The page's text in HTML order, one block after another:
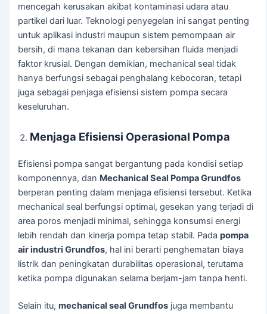
mencegah kerusakan akibat kontaminasi udara atau
partikel dari luar. Teknologi penyegelan ini sangat penting
untuk aplikasi industri maupun sistem pemompaan air
bersih, di mana tekanan dan kebersihan fluida menjadi
faktor krusial. Dengan demikian, mechanical seal tidak
hanya berfungsi sebagai penghalang kebocoran, tetapi
juga sebagai penjaga efisiensi sistem pompa secara
keseluruhan.
Menjaga Efisiensi Operasional Pompa
Efisiensi pompa sangat bergantung pada kondisi setiap
komponennya, dan Mechanical Seal Pompa Grundfos
berperan penting dalam menjaga efisiensi tersebut. Ketika
mechanical seal berfungsi optimal, gesekan yang terjadi di
area poros menjadi minimal, sehingga konsumsi energi
lebih rendah dan kinerja pompa tetap stabil. Padapompa
air industri Grundfos, hal ini berarti penghematan biaya
listrik dan peningkatan durabilitas operasional, terutama
ketika pompa digunakan selama berjam-jam tanpa henti.
Selain itu,mechanical seal Grundfos juga membantu